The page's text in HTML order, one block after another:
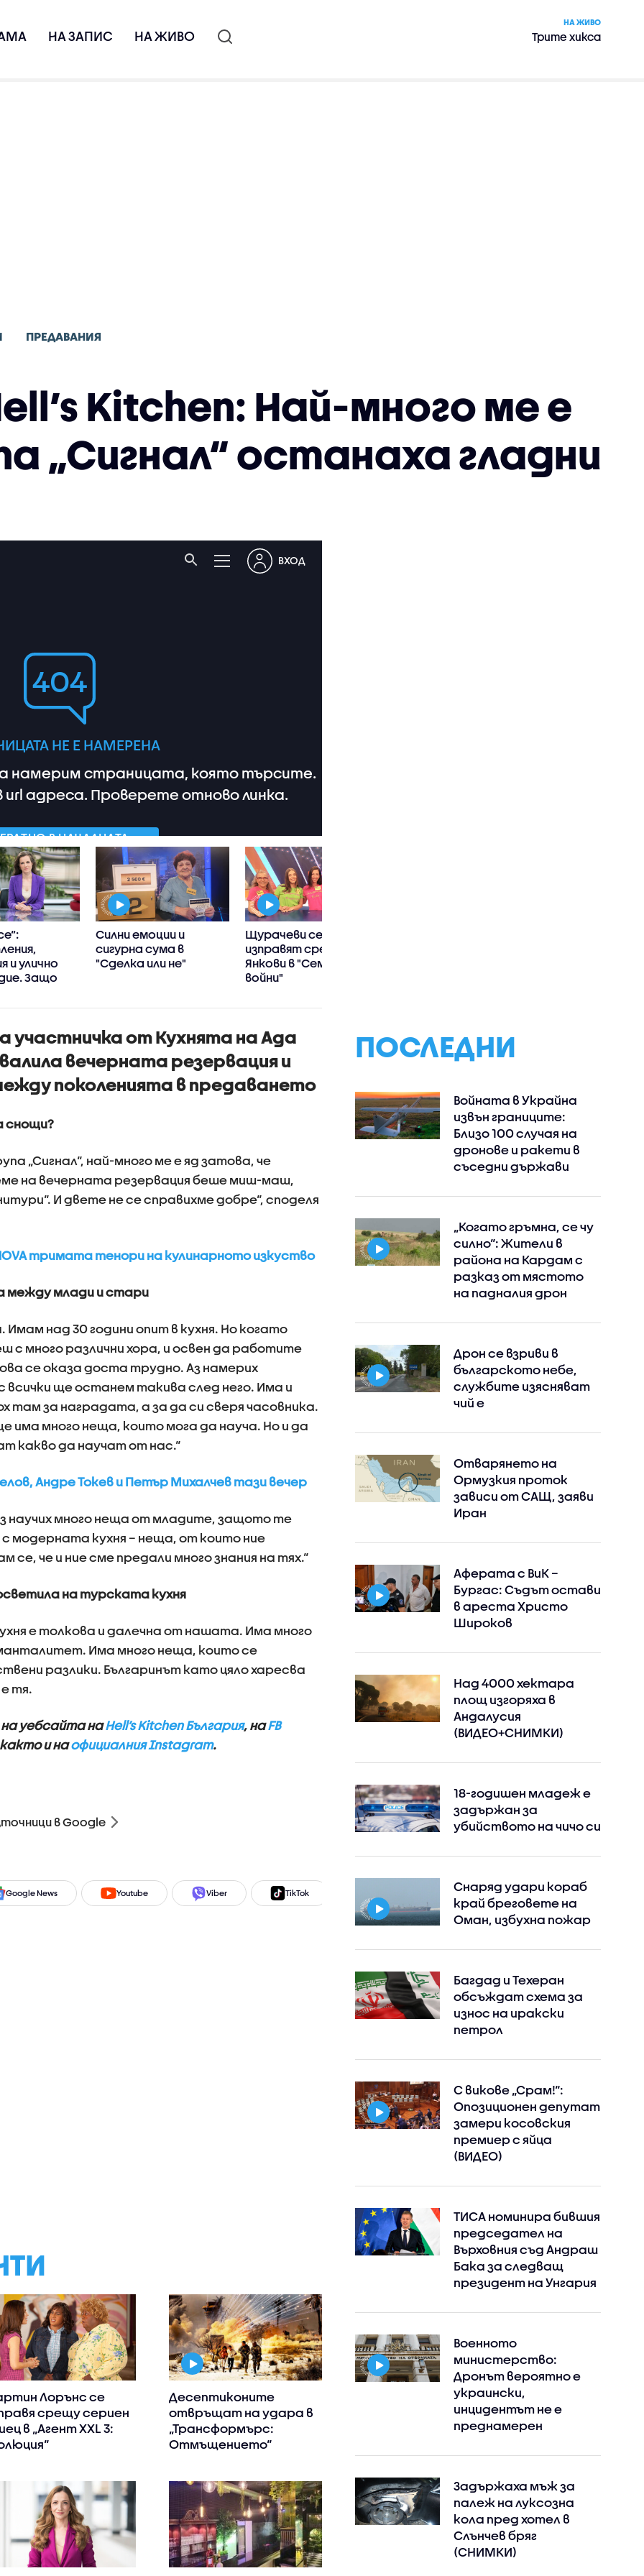
НА ЗАПИС НА ЖИВО
НА ЖИВО
Трите хикса
ПРЕДАВАНИЯ
Kitchen: Най-много ме е
„Сигнал“ останаха гладни
и улично
Защо
в убийци?
Силни емоции и
сигурна сума в
"Сделка или не"
Щурачеви се
изправят срещу
Янкови в "Семейни
войни"
участничка от Кухнята на Ада
вечерната резервация и
поколенията в предаването
снощи?
„Сигнал“, най-много ме е яд затова, че
на вечерната резервация беше миш-маш,
И двете не се справихме добре“, споделя
тримата тенори на кулинарното изкуство
между млади и стари
над 30 години опит в кухня. Но когато
с много различни хора, и освен да работите
се оказа доста трудно. Аз намерих
ще останем такива след него. Има и
там за наградата, а за да си сверя часовника.
има много неща, които мога да науча. Но и да
какво да научат от нас.“
Андре Токев и Петър Михалчев тази вечер
научих много неща от младите, защото те
модерната кухня – неща, от които ние
че и ние сме предали много знания на тях.“
на турската кухня
е толкова и далечна от нашата. Има много
Има много неща, които се
разлики. Българинът като цяло харесва
тя.
уебсайта наHell’s Kitchen България, наFB
и наофициалния Instagram.
в Google
Google News Youtube Viber TikTok Facebook
Лорънс се
срещу сериен
в „Агент XXL 3:
Десептиконите
отвръщат на удара в
„Трансформърс:
Отмъщението“
ПОСЛЕДНИ
Войната в Украйна
извън границите:
Близо 100 случая на
дронове и ракети в
съседни държави
„Когато гръмна, се чу
силно“: Жители в
района на Кардам с
разказ от мястото
на падналия дрон
Дрон се взриви в
българското небе,
службите изясняват
чий е
Отварянето на
Ормузкия проток
зависи от САЩ, заяви
Иран
Аферата с ВиК –
Бургас: Съдът остави
в ареста Христо
Широков
Над 4000 хектара
площ изгоряха в
Андалусия
(ВИДЕО+СНИМКИ)
18-годишен младеж е
задържан за
убийството на чичо си
Снаряд удари кораб
край бреговете на
Оман, избухна пожар
Багдад и Техеран
обсъждат схема за
износ на иракски
петрол
С викове „Срам!“:
Опозиционен депутат
замери косовския
премиер с яйца
(ВИДЕО)
ТИСА номинира бившия
председател на
Върховния съд Андраш
Бака за следващ
президент на Унгария
Военното
министерство:
Дронът вероятно е
украински,
инцидентът не е
преднамерен
Задържаха мъж за
палеж на луксозна
кола пред хотел в
Слънчев бряг
(СНИМКИ)